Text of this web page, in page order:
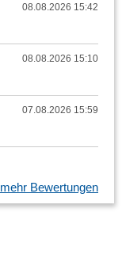
08.08.2026 15:42
08.08.2026 15:10
07.08.2026 15:59
mehr Bewertungen